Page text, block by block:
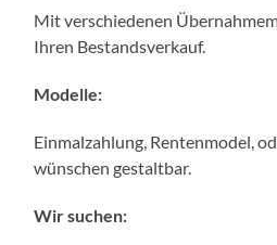
Mit verschiedenen
Ihren Bestandsverkauf.
Modelle:
Einmalzahlung, Rentenmodel,
wünschen gestaltbar.
Wir suchen: